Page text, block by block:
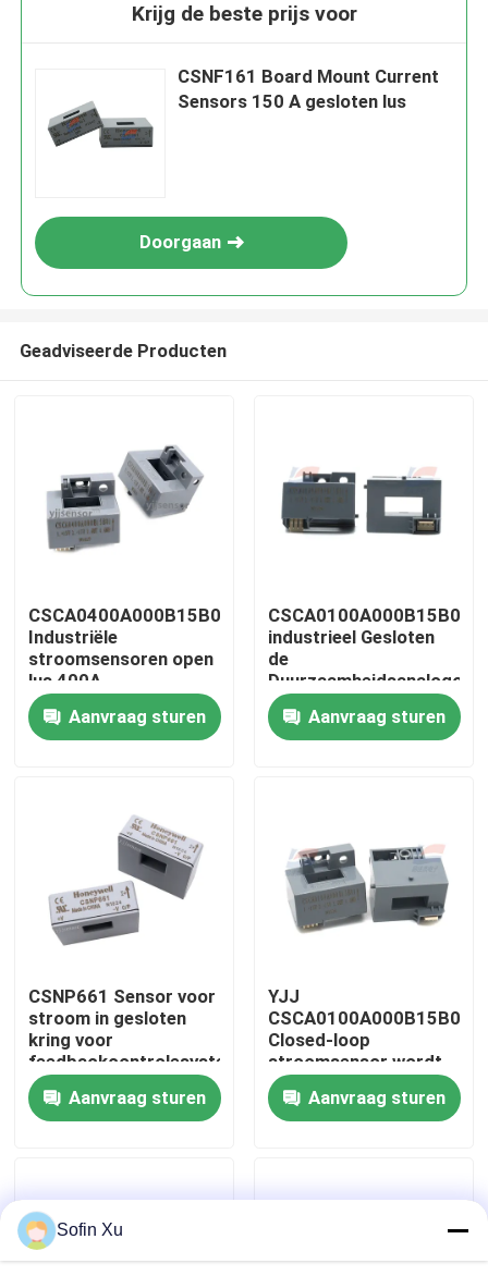
Huis
Producten
Fabriekstocht
Kwaliteitscontrole
Neem contact met ons op
Nieuws
De Sensor van het zuurstofgas
Elektrochemische Gassensor
Krijg de beste prijs voor
CSNF161 Board Mount Current
Sensors 150 A gesloten lus
Doorgaan
Geadviseerde Producten
CSCA0400A000B15B01
Industriële
stroomsensoren open
lus 400A
Aanvraag sturen
CSCA0100A000B15B01
industrieel Gesloten
de
Duurzaamheidsanalogon
van de Lijn Huidig
Sensor 100A HVAC
Aanvraag sturen
CSNP661 Sensor voor
stroom in gesloten
kring voor
feedbackcontrolesystemen
voor lasapparatuur
Aanvraag sturen
YJJ
CSCA0100A000B15B01
Closed-loop
stroomsensor wordt
gebruikt in
frequentieregelaars.
Aanvraag sturen
Sofin Xu